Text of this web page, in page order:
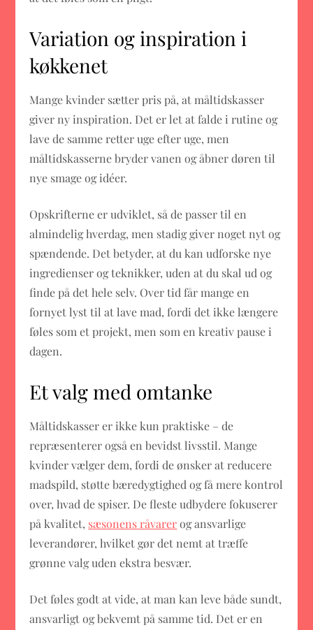
Variation og inspiration i
køkkenet
Mange kvinder sætter pris på, at måltidskasser
giver ny inspiration. Det er let at falde i rutine og
lave de samme retter uge efter uge, men
måltidskasserne bryder vanen og åbner døren til
nye smage og idéer.
Opskrifterne er udviklet, så de passer til en
almindelig hverdag, men stadig giver noget nyt og
spændende. Det betyder, at du kan udforske nye
ingredienser og teknikker, uden at du skal ud og
finde på det hele selv. Over tid får mange en
fornyet lyst til at lave mad, fordi det ikke længere
føles som et projekt, men som en kreativ pause i
dagen.
Et valg med omtanke
Måltidskasser er ikke kun praktiske – de
repræsenterer også en bevidst livsstil. Mange
kvinder vælger dem, fordi de ønsker at reducere
madspild, støtte bæredygtighed og få mere kontrol
over, hvad de spiser. De fleste udbydere fokuserer
på kvalitet, sæsonens råvarerog ansvarlige
leverandører, hvilket gør det nemt at træffe
grønne valg uden ekstra besvær.
Det føles godt at vide, at man kan leve både sundt,
ansvarligt og bekvemt på samme tid. Det er en